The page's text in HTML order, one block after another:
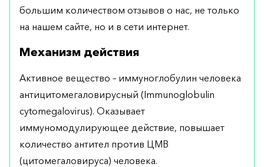
большим количеством отзывов о нас, не только
на нашем сайте, но и в сети интернет.
Механизм действия
Активное вещество – иммуноглобулин человека
антицитомегаловирусный (Immunoglobulin
cytomegalovirus). Оказывает
иммуномодулирующее действие, повышает
количество антител против ЦМВ
(цитомегаловируса) человека.